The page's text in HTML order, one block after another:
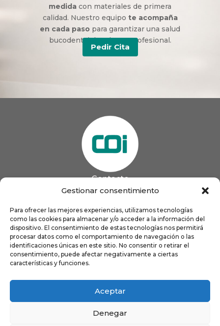
Gestionar consentimiento
Para ofrecer las mejores experiencias, utilizamos tecnologías
como las cookies para almacenar y/o acceder a la información del
dispositivo. El consentimiento de estas tecnologías nos permitirá
procesar datos como el comportamiento de navegación o las
identificaciones únicas en este sitio. No consentir o retirar el
consentimiento, puede afectar negativamente a ciertas
características y funciones.
Aceptar
Denegar
medida con materiales de primera
calidad. Nuestro equipo te acompaña
en cada paso para garantizar una salud
bucodental duradera y profesional.
Pedir Cita
Contacto
 coigijon@gmail.com
Horario
Lun
9:00 a 13:00 - 16:00 a 21:00
Mar
9:00 a 13:00 - 16:00 a 20:00
Mié
9:00 a 14:00 - 16:00 a 19:00
Jue
9:00 a 13:00 - 16:00 a 19:00